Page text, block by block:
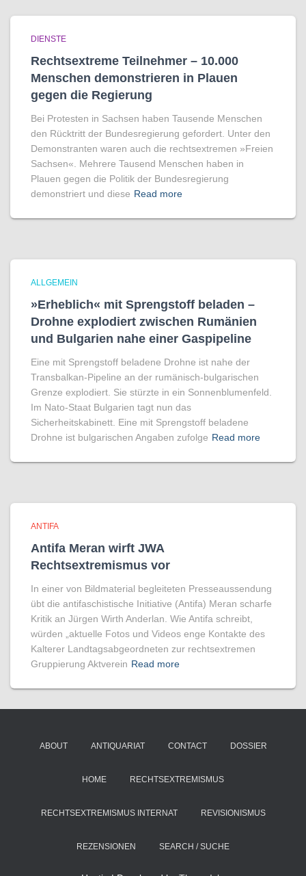
DIENSTE
Rechtsextreme Teilnehmer – 10.000
Menschen demonstrieren in Plauen
gegen die Regierung
Bei Protesten in Sachsen haben Tausende Menschen
den Rücktritt der Bundesregierung gefordert. Unter den
Demonstranten waren auch die rechtsextremen »Freien
Sachsen«. Mehrere Tausend Menschen haben in
Plauen gegen die Politik der Bundesregierung
demonstriert und diese Read more
ALLGEMEIN
»Erheblich« mit Sprengstoff beladen –
Drohne explodiert zwischen Rumänien
und Bulgarien nahe einer Gaspipeline
Eine mit Sprengstoff beladene Drohne ist nahe der
Transbalkan-Pipeline an der rumänisch-bulgarischen
Grenze explodiert. Sie stürzte in ein Sonnenblumenfeld.
Im Nato-Staat Bulgarien tagt nun das
Sicherheitskabinett. Eine mit Sprengstoff beladene
Drohne ist bulgarischen Angaben zufolge Read more
ANTIFA
Antifa Meran wirft JWA
Rechtsextremismus vor
In einer von Bildmaterial begleiteten Presseaussendung
übt die antifaschistische Initiative (Antifa) Meran scharfe
Kritik an Jürgen Wirth Anderlan. Wie Antifa schreibt,
würden „aktuelle Fotos und Videos enge Kontakte des
Kalterer Landtagsabgeordneten zur rechtsextremen
Gruppierung Aktverein Read more
ABOUT ANTIQUARIAT CONTACT DOSSIER
HOME RECHTSEXTREMISMUS
RECHTSEXTREMISMUS INTERNAT REVISIONISMUS
REZENSIONEN SEARCH / SUCHE